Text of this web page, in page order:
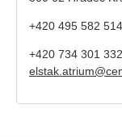
+420 495 582 514
+420 734 301 332